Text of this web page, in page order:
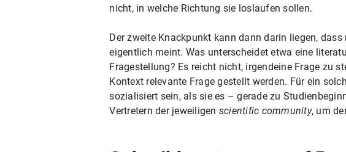
nicht, in welche Richtung sie loslaufen sollen.
Der zweite Knackpunkt kann dann darin liegen,
eigentlich meint. Was unterscheidet etwa eine
Fragestellung? Es reicht nicht, irgendeine Frage zu
Kontext relevante Frage gestellt werden. Für ein
sozialisiert sein, als sie es – gerade zu
Vertretern der jeweiligen scientific community, um